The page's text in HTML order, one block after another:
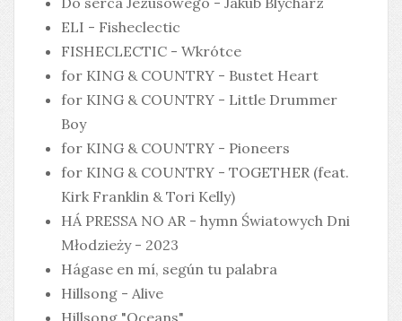
ELI - Fisheclectic
FISHECLECTIC - Wkrótce
for KING & COUNTRY - Bustet Heart
for KING & COUNTRY - Little Drummer
Boy
for KING & COUNTRY - Pioneers
for KING & COUNTRY - TOGETHER (feat.
Kirk Franklin & Tori Kelly)
HÁ PRESSA NO AR - hymn Światowych Dni
Młodzieży - 2023
Hágase en mí, según tu palabra
Hillsong - Alive
Hillsong "Oceans"